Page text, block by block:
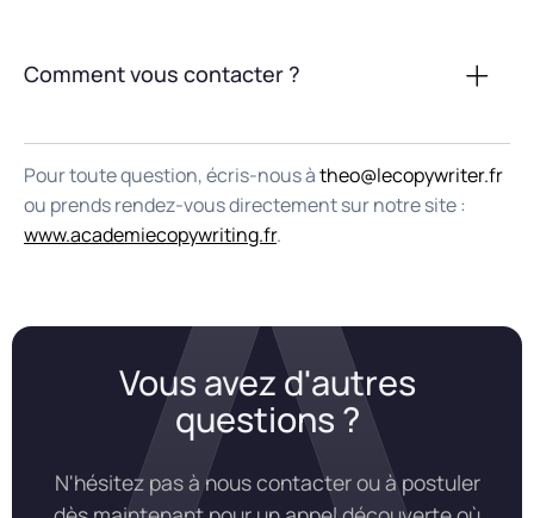
Comment vous contacter ?
Pour toute question, écris-nous àtheo@lecopywriter.fr
ou prends rendez-vous directement sur notre site :
www.academiecopywriting.fr.
Vous avez d'autres
questions ?
N'hésitez pas à nous contacter ou à postuler